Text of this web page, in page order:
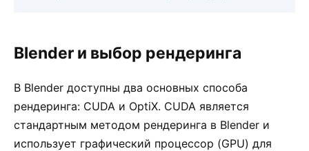
Blender и выбор рендеринга
В Blender доступны два основных способа
рендеринга: CUDA и OptiX. CUDA является
стандартным методом рендеринга в Blender и
использует графический процессор (GPU) для